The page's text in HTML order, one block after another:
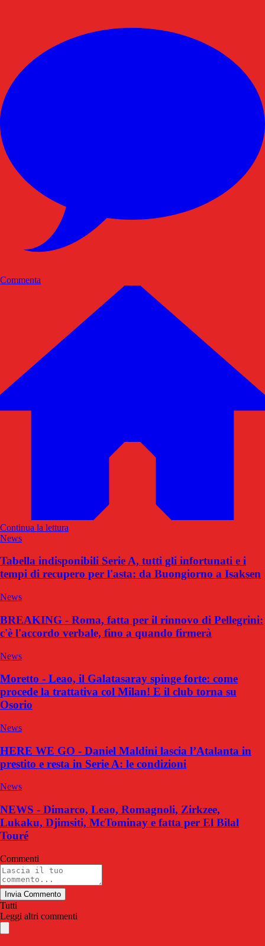
Commenta
Continua la lettura
News
Tabella indisponibili Serie A, tutti gli infortunati e i
tempi di recupero per l'asta: da Buongiorno a Isaksen
News
BREAKING - Roma, fatta per il rinnovo di Pellegrini:
c'è l'accordo verbale, fino a quando firmerà
News
Moretto - Leao, il Galatasaray spinge forte: come
procede la trattativa col Milan! E il club torna su
Osorio
News
HERE WE GO - Daniel Maldini lascia l’Atalanta in
prestito e resta in Serie A: le condizioni
News
NEWS - Dimarco, Leao, Romagnoli, Zirkzee,
Lukaku, Djimsiti, McTominay e fatta per El Bilal
Touré
Commenti
Invia Commento
Tutti
Leggi altri commenti